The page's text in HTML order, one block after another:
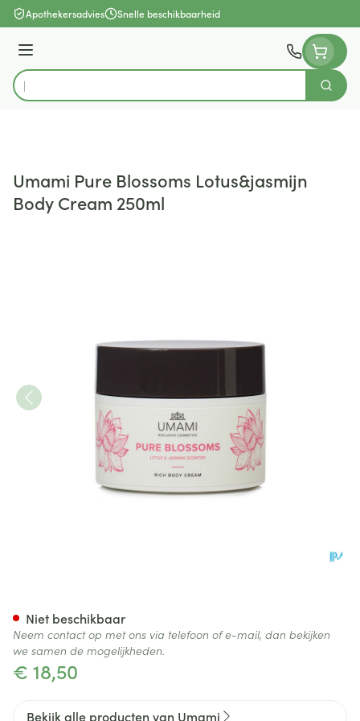
Ga naar de inhoud
Apothekersadvies Snelle beschikbaarheid
Menu
Product, merk, categorie...
Zoek
Umami Pure Blossoms Lotus&jasmijn
Body Cream 250ml
€ 18,50
Niet beschikbaar
Neem contact op met ons via telefoon of e-mail, dan bekijken
we samen de mogelijkheden.
Bekijk alle producten van Umami